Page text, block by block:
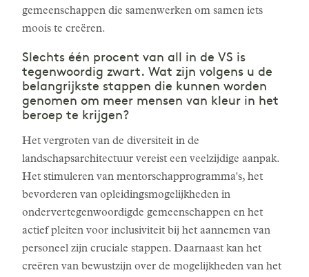
gemeenschappen die samenwerken om samen iets
moois te creëren.
Slechts één procent van all in de VS is
tegenwoordig zwart. Wat zijn volgens u de
belangrijkste stappen die kunnen worden
genomen om meer mensen van kleur in het
beroep te krijgen?
Het vergroten van de diversiteit in de
landschapsarchitectuur vereist een veelzijdige aanpak.
Het stimuleren van mentorschapprogramma's, het
bevorderen van opleidingsmogelijkheden in
ondervertegenwoordigde gemeenschappen en het
actief pleiten voor inclusiviteit bij het aannemen van
personeel zijn cruciale stappen. Daarnaast kan het
creëren van bewustzijn over de mogelijkheden van het